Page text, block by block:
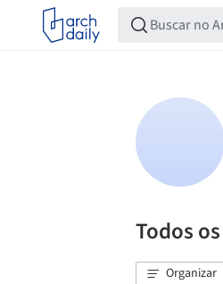
Todos
Organizar